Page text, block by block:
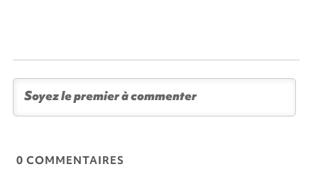
0 COMMENTAIRES